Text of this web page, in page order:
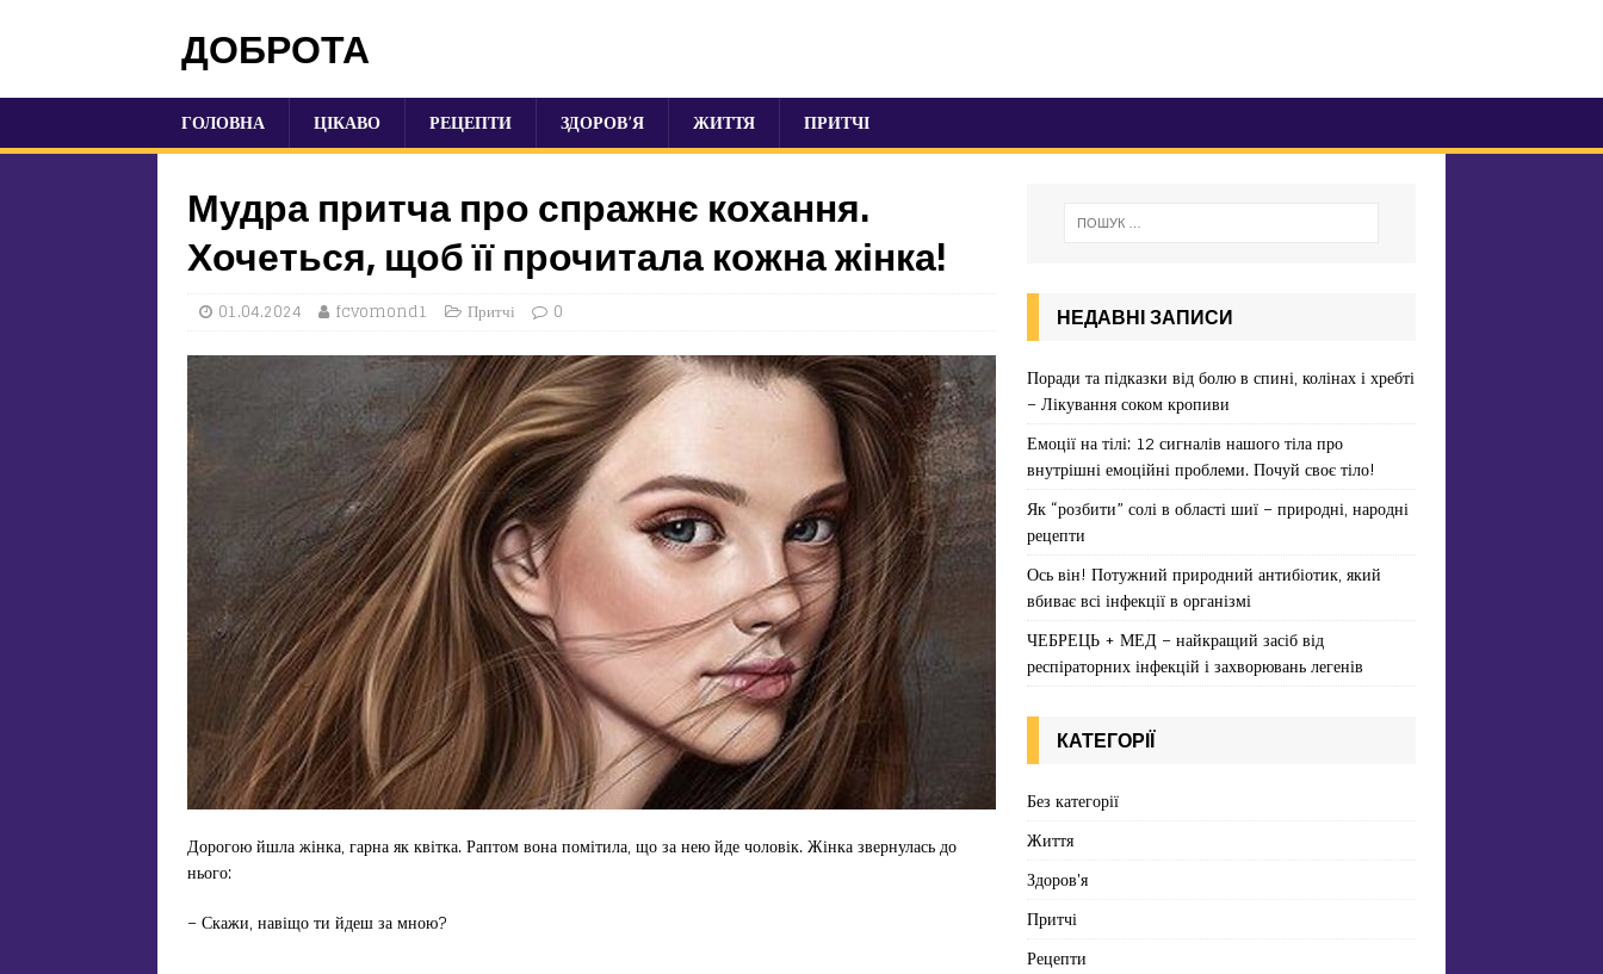
ДОБРОТА
ГОЛОВНА ЦІКАВО РЕЦЕПТИ ЗДОРОВ’Я ЖИТТЯ ПРИТЧІ
Мудра притча про спражнє кохання.
Хочеться, щоб її прочитала кожна жінка!
01.04.2024 fcvomond1 Притчі 0
Дорогою йшла жінка, гарна як квітка. Раптом вона помітила, що за нею йде чоловік. Жінка звернулась до
нього:
– Скажи, навіщо ти йдеш за мною?
НЕДАВНІ ЗАПИСИ
Поради та підказки від болю в спині, колінах і хребті
– Лікування соком кропиви
Емоції на тілі: 12 сигналів нашого тіла про
внутрішні емоційні проблеми. Почуй своє тіло!
Як “розбити” солі в області шиї – природні, народні
рецепти
Ось він! Потужний природний антибіотик, який
вбиває всі інфекції в організмі
ЧЕБРЕЦЬ + МЕД – найкращий засіб від
респіраторних інфекцій і захворювань легенів
КАТЕГОРІЇ
Без категорії
Життя
Здоров'я
Притчі
Рецепти